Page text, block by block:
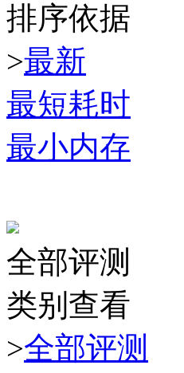
排序依据
>最新
最短耗时
最小内存
全部评测
类别查看
>全部评测